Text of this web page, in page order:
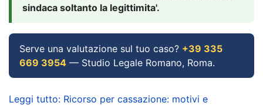
sindaca soltanto la legittimita'.
Serve una valutazione sul tuo caso? +39 335
669 3954 — Studio Legale Romano, Roma.
Leggi tutto: Ricorso per cassazione: motivi e